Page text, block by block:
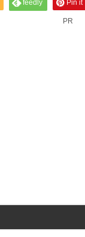
feedly Pin it
PR